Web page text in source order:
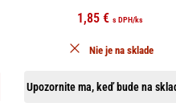
1,85€ s DPH/ks
Upozornite ma, keď bude na
Nie je na sklade